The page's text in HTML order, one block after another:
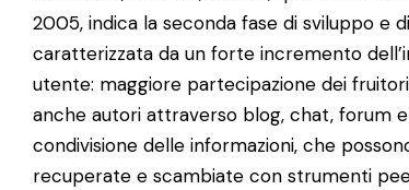
2005, indica la seconda fase di sviluppo e
caratterizzata da un forte incremento
utente: maggiore partecipazione dei
anche autori attraverso blog, chat, forum
condivisione delle informazioni, che
recuperate e scambiate con strumenti